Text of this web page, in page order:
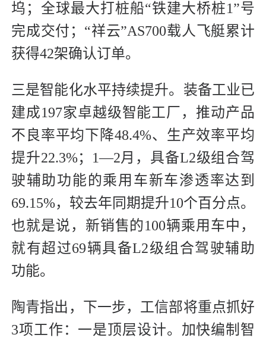
坞；全球最大打桩船“铁建大桥桩1”号
完成交付；“祥云”AS700载人飞艇累计
获得42架确认订单。
三是智能化水平持续提升。装备工业已
建成197家卓越级智能工厂，推动产品
不良率平均下降48.4%、生产效率平均
提升22.3%；1—2月，具备L2级组合驾
驶辅助功能的乘用车新车渗透率达到
69.15%，较去年同期提升10个百分点。
也就是说，新销售的100辆乘用车中，
就有超过69辆具备L2级组合驾驶辅助
功能。
陶青指出，下一步，工信部将重点抓好
3项工作：一是顶层设计。加快编制智